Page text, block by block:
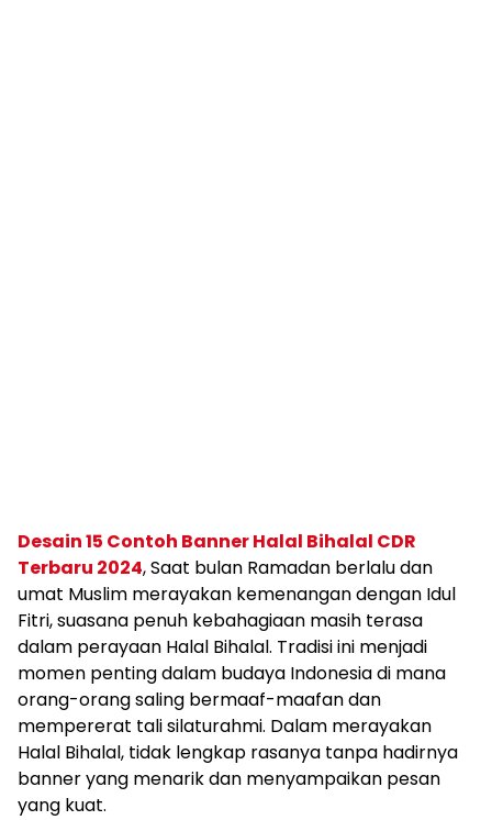
Desain 15 Contoh Banner Halal Bihalal CDR
Terbaru 2024, Saat bulan Ramadan berlalu dan
umat Muslim merayakan kemenangan dengan Idul
Fitri, suasana penuh kebahagiaan masih terasa
dalam perayaan Halal Bihalal. Tradisi ini menjadi
momen penting dalam budaya Indonesia di mana
orang-orang saling bermaaf-maafan dan
mempererat tali silaturahmi. Dalam merayakan
Halal Bihalal, tidak lengkap rasanya tanpa hadirnya
banner yang menarik dan menyampaikan pesan
yang kuat.